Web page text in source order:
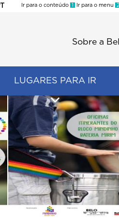
Ir para o conteúdo 1 Ir para o menu 2
Sobre a
LUGARES PARA IR